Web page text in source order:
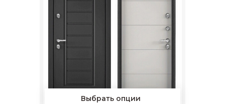
Выбрать опции